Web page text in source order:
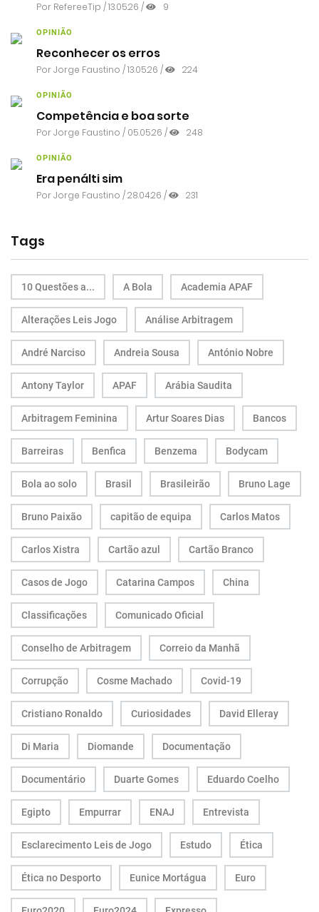
Por RefereeTip / 13.05.26 / 9
OPINIÃO
Reconhecer os erros
PorJorge Faustino / 13.05.26 / 224
OPINIÃO
Competência e boa sorte
PorJorge Faustino / 05.05.26 / 248
OPINIÃO
Era penálti sim
PorJorge Faustino / 28.04.26 / 231
Tags
10 Questões a... A Bola Academia APAF
Alterações Leis Jogo Análise Arbitragem
André Narciso Andreia Sousa António Nobre
Antony Taylor APAF Arábia Saudita
Arbitragem Feminina Artur Soares Dias Bancos
Barreiras Benfica Benzema Bodycam
Bola ao solo Brasil Brasileirão Bruno Lage
Bruno Paixão capitão de equipa Carlos Matos
Carlos Xistra Cartão azul Cartão Branco
Casos de Jogo Catarina Campos China
Classificações Comunicado Oficial
Conselho de Arbitragem Correio da Manhã
Corrupção Cosme Machado Covid-19
Cristiano Ronaldo Curiosidades David Elleray
Di Maria Diomande Documentação
Documentário Duarte Gomes Eduardo Coelho
Egipto Empurrar ENAJ Entrevista
Esclarecimento Leis de Jogo Estudo Ética
Ética no Desporto Eunice Mortágua Euro